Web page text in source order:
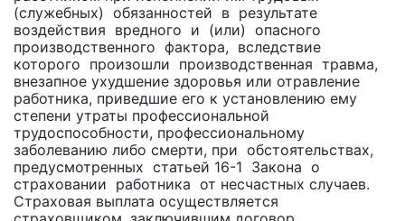
(служебных) обязанностей в результате
воздействия вредного и (или) опасного
производственного фактора, вследствие
которого произошли производственная травма,
внезапное ухудшение здоровья или отравление
работника, приведшие его к установлению ему
степени утраты профессиональной
трудоспособности, профессиональному
заболеванию либо смерти, при обстоятельствах,
предусмотренных статьей 16-1 Закона о
страховании работника от несчастных случаев.
Страховая выплата осуществляется